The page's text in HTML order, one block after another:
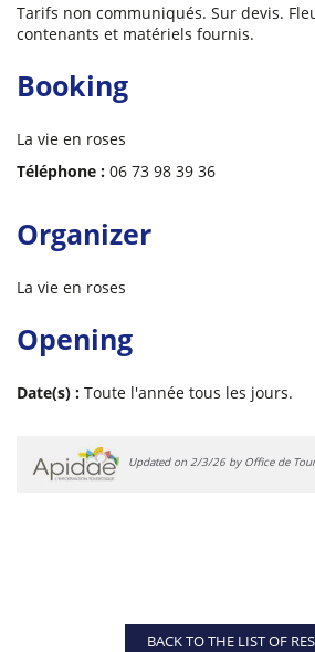
Tarifs non communiqués. Sur devis.
contenants et matériels fournis.
Booking
La vie en roses
Téléphone : 06 73 98 39 36
Organizer
La vie en roses
Opening
Date(s) : Toute l'année tous les jours.
Updated on 2/3/26 by Office de
BACK TO THE LIST OF